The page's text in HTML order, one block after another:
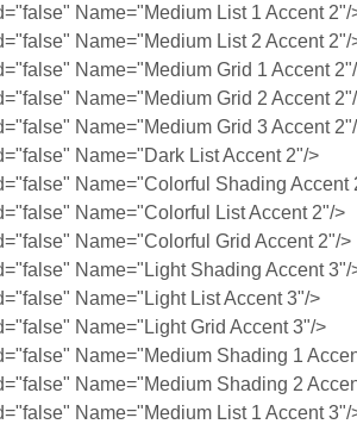
Name="Medium List 1 Accent 2"/
Name="Medium List 2 Accent 2"/
Name="Medium Grid 1 Accent
Name="Medium Grid 2 Accent
Name="Medium Grid 3 Accent
Name="Dark List Accent 2"/>
Name="Colorful Shading Accent
Name="Colorful List Accent 2"/>
Name="Colorful Grid Accent 2"/>
Name="Light Shading Accent 3"/
Name="Light List Accent 3"/>
Name="Light Grid Accent 3"/>
Name="Medium Shading 1
Name="Medium Shading 2
Name="Medium List 1 Accent 3"/